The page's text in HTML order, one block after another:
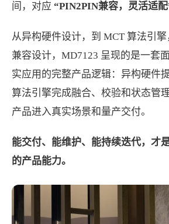
间，对应 “PIN2PIN兼容，灵活适配
从异构硬件设计，到 MCT 算法引
兼容设计，MD7123 呈现的是一套
实应用的完整产品逻辑：异构硬件
算法引擎完成融合、校验和状态管
产品进入真实场景和量产交付。
能交付、能维护、能持续迭代，才
的产品能力。